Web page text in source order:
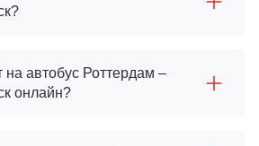
на автобус Роттердам –
онлайн?